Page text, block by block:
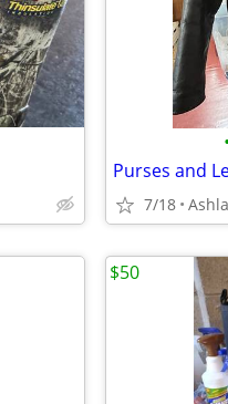
Purses and
7/18
$50